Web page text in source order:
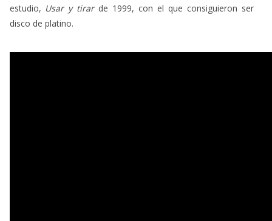
estudio, Usar y tirar de 1999, con el que consiguieron ser
disco de platino.